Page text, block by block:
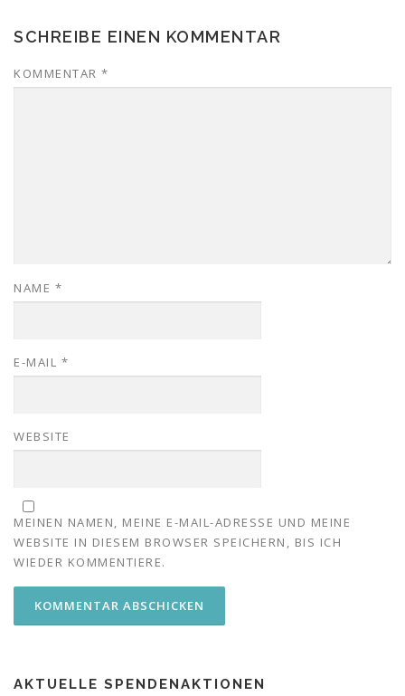
SCHREIBE EINEN KOMMENTAR
KOMMENTAR *
NAME *
E-MAIL *
WEBSITE
MEINEN NAMEN, MEINE E-MAIL-ADRESSE UND MEINE
WEBSITE IN DIESEM BROWSER SPEICHERN, BIS ICH
WIEDER KOMMENTIERE.
AKTUELLE SPENDENAKTIONEN